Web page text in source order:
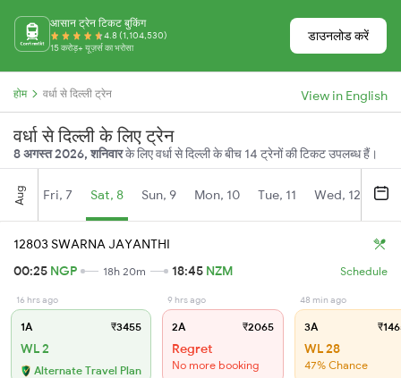
आसान ट्रेन टिकट बुकिंग
4.8 (1,104,530)
15 करोड़+ यूज़र्स का भरोसा
डाउनलोड करें
होम वर्धा से दिल्ली ट्रेन View in English
वर्धा से दिल्ली के लिए ट्रेन
8 अगस्त 2026, शनिवारके लिए वर्धा से दिल्ली के बीच 14 ट्रेनों की टिकट उपलब्ध हैं।
Aug Fri, 7 Sat, 8 Sun, 9 Mon, 10 Tue, 11 Wed, 12
12803 SWARNA JAYANTHI
00:25 NGP 18h 20m 18:45 NZM Schedule
16 hrs ago
1A ₹3455
WL 2
Alternate Travel Plan
9 hrs ago
2A ₹2065
Regret
No more booking
48 min ago
3A
WL 28
47% Chance